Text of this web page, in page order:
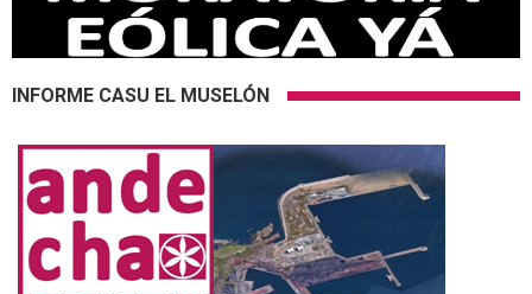
INFORME CASU EL MUSELÓN